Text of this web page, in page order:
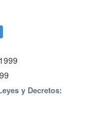
y Decretos: